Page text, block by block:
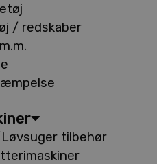
/ redskaber
tilbehør